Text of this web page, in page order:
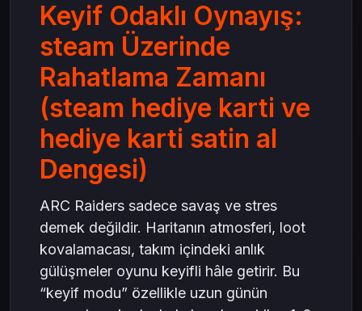
Keyif Odaklı Oynayış:
steam Üzerinde
Rahatlama Zamanı
(steam hediye karti ve
hediye karti satin al
Dengesi)
ARC Raiders sadece savaş ve stres
demek değildir. Haritanın atmosferi, loot
kovalamacası, takım içindeki anlık
gülüşmeler oyunu keyifli hâle getirir. Bu
“keyif modu” özellikle uzun günün